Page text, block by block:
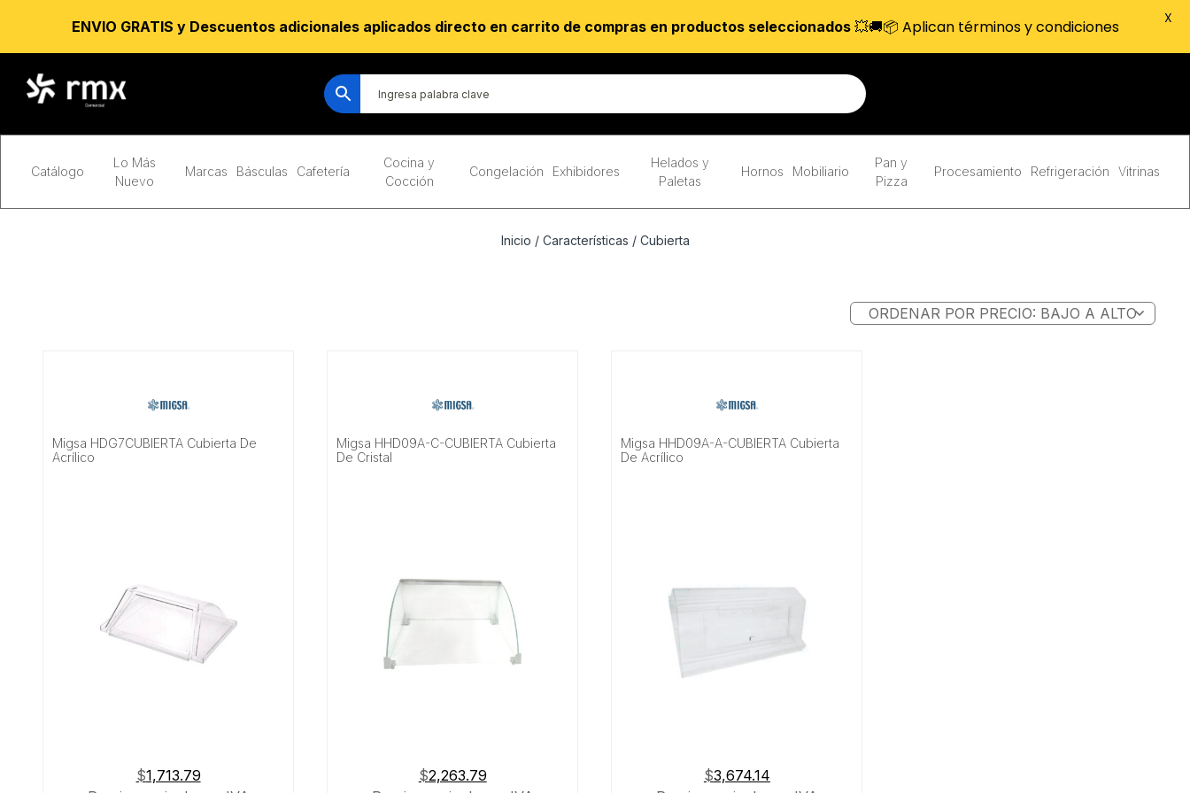
Catálogo
Lo Más
Nuevo
Marcas Básculas Cafetería
Cocina y
Cocción
Congelación Exhibidores
Helados y
Paletas
Hornos Mobiliario
Pan y
Pizza
Procesamiento Refrigeración Vitrinas
Inicio / Características / Cubierta
Migsa HDG7CUBIERTA Cubierta De
Acrílico
$1,713.79
Migsa HHD09A-C-CUBIERTA Cubierta
De Cristal
$2,263.79
Migsa HHD09A-A-CUBIERTA Cubierta
De Acrílico
$3,674.14
ENVIO GRATIS y Descuentos adicionales aplicados directo en carrito de compras en productos seleccionados💥🚚📦 Aplican términos y condiciones X